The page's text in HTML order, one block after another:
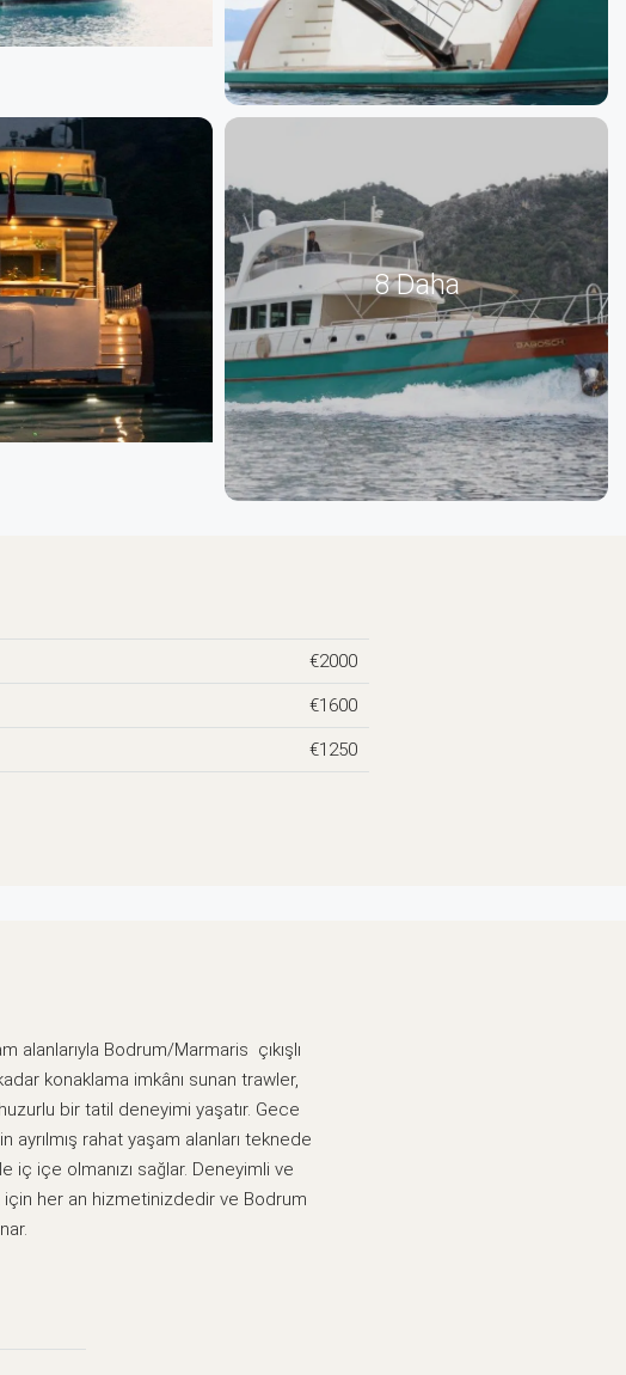
8 Daha
€2000
€1600
€1250
alanlarıyla Bodrum/Marmaris çıkışlı
konaklama imkânı sunan trawler,
bir tatil deneyimi yaşatır. Gece
ayrılmış rahat yaşam alanları teknede
iç içe olmanızı sağlar. Deneyimli ve
her an hizmetinizdedir ve Bodrum